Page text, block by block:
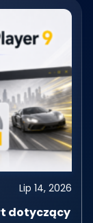
Lip 14, 2026
dotyczący